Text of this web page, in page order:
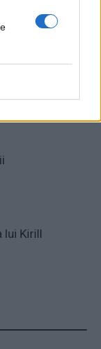
Voineag
lui Kirill